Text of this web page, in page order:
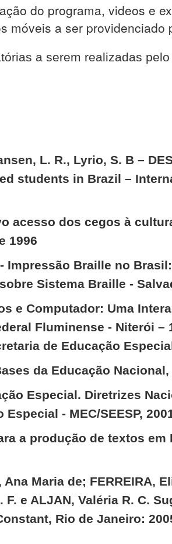
do programa, videos e
móveis a ser providenciado
a serem realizadas
L. R., Lyrio, S. B –
students in Brazil –
acesso dos cegos à
1996
- Impressão Braille no
Sistema Braille -
e Computador: Uma
Fluminense - Niterói
de Educação
da Educação
Especial. Diretrizes
- MEC/SEESP,
a produção de textos
Maria de; FERREIRA,
F. e ALJAN, Valéria R. C.
Rio de Janeiro: